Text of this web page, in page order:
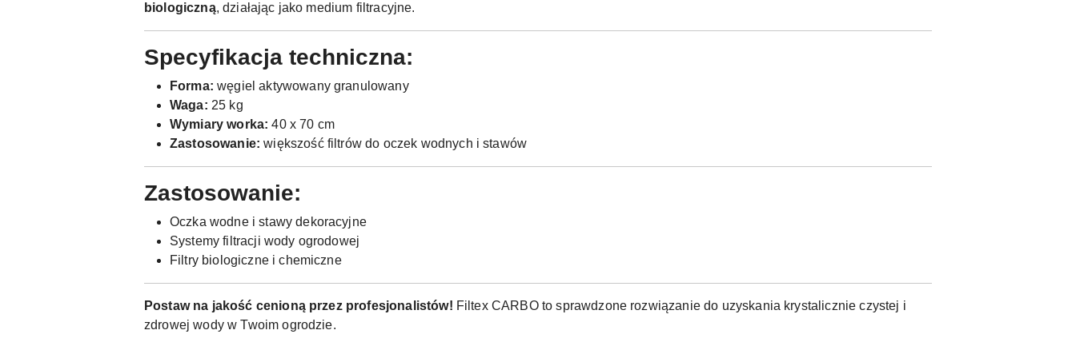
biologiczną, działając jako medium filtracyjne.
Specyfikacja techniczna:
Forma: węgiel aktywowany granulowany
Waga: 25 kg
Wymiary worka: 40 x 70 cm
Zastosowanie: większość filtrów do oczek wodnych i stawów
Zastosowanie:
Oczka wodne i stawy dekoracyjne
Systemy filtracji wody ogrodowej
Filtry biologiczne i chemiczne
Postaw na jakość cenioną przez profesjonalistów! Filtex CARBO to sprawdzone rozwiązanie do uzyskania krystalicznie czystej i
zdrowej wody w Twoim ogrodzie.